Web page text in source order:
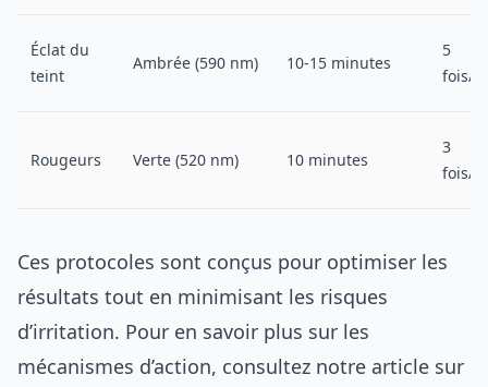
Éclat du
teint
Ambrée (590 nm) 10-15 minutes
5
fois/
Rougeurs Verte (520 nm) 10 minutes
3
fois/
Ces protocoles sont conçus pour optimiser les
résultats tout en minimisant les risques
d’irritation. Pour en savoir plus sur les
mécanismes d’action, consultez notre article sur